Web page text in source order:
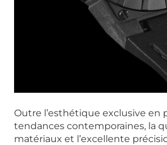
Outre l’esthétique exclusive en
tendances contemporaines, la
matériaux et l’excellente